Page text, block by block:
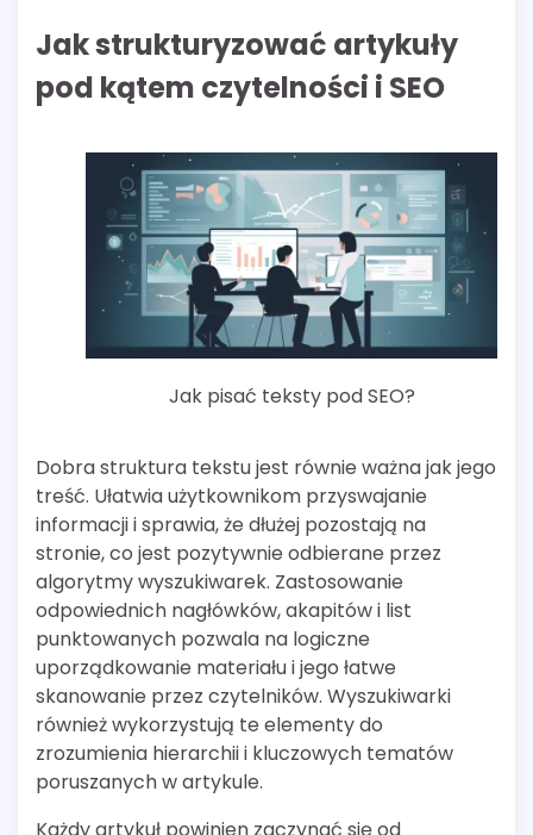
Jak strukturyzować artykuły
pod kątem czytelności i SEO
Jak pisać teksty pod SEO?
Dobra struktura tekstu jest równie ważna jak jego
treść. Ułatwia użytkownikom przyswajanie
informacji i sprawia, że dłużej pozostają na
stronie, co jest pozytywnie odbierane przez
algorytmy wyszukiwarek. Zastosowanie
odpowiednich nagłówków, akapitów i list
punktowanych pozwala na logiczne
uporządkowanie materiału i jego łatwe
skanowanie przez czytelników. Wyszukiwarki
również wykorzystują te elementy do
zrozumienia hierarchii i kluczowych tematów
poruszanych w artykule.